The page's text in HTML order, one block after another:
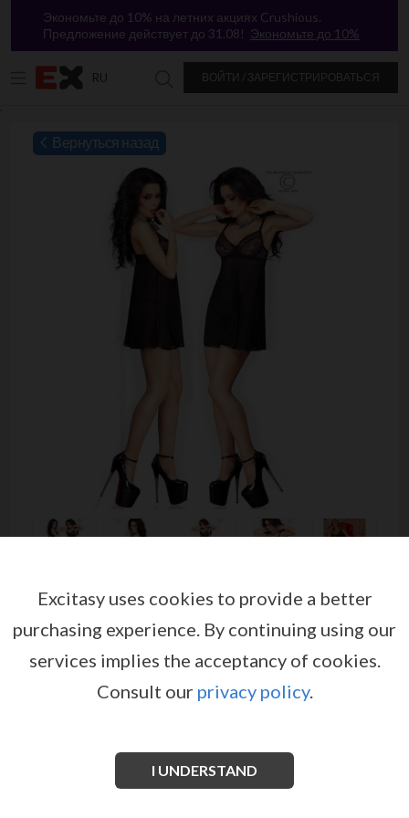
`
Экономьте до 10% на летних акциях Crushious.
Предложение действует до 31.08! Экономьте до 10%
RU ВОЙТИ / ЗАРЕГИСТРИРОВАТЬСЯ
Поиск в Excitasy
Вернуться назад
BABYDOLL AND THONG CR-
Excitasy uses cookies to provide a better
purchasing experience. By continuing using our
services implies the acceptancy of cookies.
Consult our privacy policy.
I UNDERSTAND